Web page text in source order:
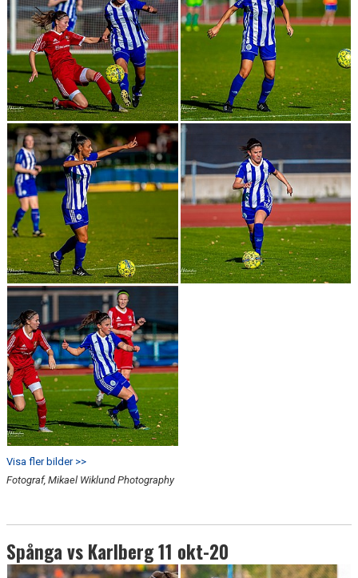
Visa fler bilder >>
Fotograf, Mikael Wiklund Photography
Spånga vs Karlberg 11 okt-20